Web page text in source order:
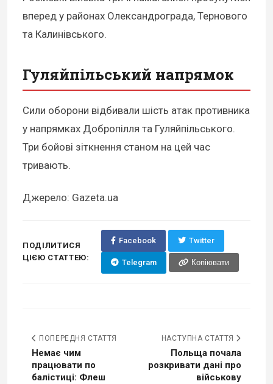
вперед у районах Олександрограда, Тернового
та Калинівського.
Гуляйпільський напрямок
Сили оборони відбивали шість атак противника
у напрямках Добропілля та Гуляйпільського.
Три бойові зіткнення станом на цей час
тривають.
Джерело: Gazeta.ua
ПОДІЛИТИСЯ
ЦІЄЮ СТАТТЕЮ:
Facebook Twitter
Telegram Копіювати
ПОПЕРЕДНЯ СТАТТЯ
Немає чим
працювати по
балістиці: Флеш
НАСТУПНА СТАТТЯ
Польща почала
розкривати дані про
військову